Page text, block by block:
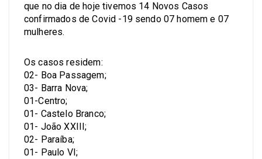
que no dia de hoje tivemos 14 Novos Casos
confirmados de Covid -19 sendo 07 homem e 07
mulheres.
Os casos residem:
02- Boa Passagem;
03- Barra Nova;
01-Centro;
01- Castelo Branco;
01- João XXIII;
02- Paraíba;
01- Paulo VI;